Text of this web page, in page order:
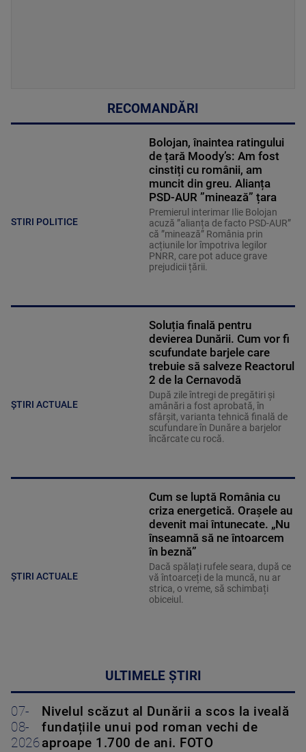
RECOMANDĂRI
STIRI POLITICE
Bolojan, înaintea ratingului
de țară Moody’s: Am fost
cinstiți cu românii, am
muncit din greu. Alianța
PSD-AUR ”minează” țara
Premierul interimar Ilie Bolojan
acuză ”alianța de facto PSD-AUR”
că ”minează” România prin
acțiunile lor împotriva legilor
PNRR, care pot aduce grave
prejudicii țării.
ȘTIRI ACTUALE
Soluția finală pentru
devierea Dunării. Cum vor fi
scufundate barjele care
trebuie să salveze Reactorul
2 de la Cernavodă
După zile întregi de pregătiri și
amânări a fost aprobată, în
sfârșit, varianta tehnică finală de
scufundare în Dunăre a barjelor
încărcate cu rocă.
ȘTIRI ACTUALE
Cum se luptă România cu
criza energetică. Orașele au
devenit mai întunecate. „Nu
înseamnă să ne întoarcem
în beznă”
Dacă spălați rufele seara, după ce
vă întoarceți de la muncă, nu ar
strica, o vreme, să schimbați
obiceiul.
ULTIMELE ȘTIRI
07-
08-
2026
Nivelul scăzut al Dunării a scos la iveală
fundațiile unui pod roman vechi de
aproape 1.700 de ani. FOTO